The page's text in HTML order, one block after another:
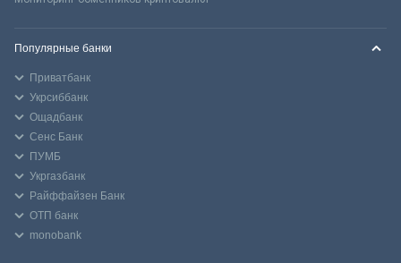
Популярные банки
Приватбанк
Укрсиббанк
Ощадбанк
Сенс Банк
ПУМБ
Укргазбанк
Райффайзен Банк
ОТП банк
monobank